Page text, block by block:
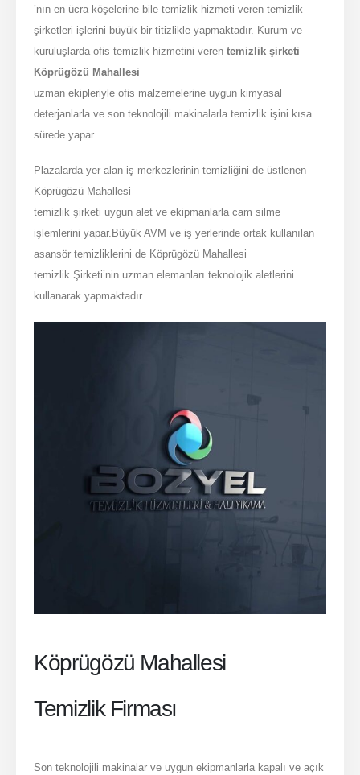
’nın en ücra köşelerine bile temizlik hizmeti veren temizlik
şirketleri işlerini büyük bir titizlikle yapmaktadır. Kurum ve
kuruluşlarda ofis temizlik hizmetini verentemizlik şirketi
Köprügözü Mahallesi
uzman ekipleriyle ofis malzemelerine uygun kimyasal
deterjanlarla ve son teknolojili makinalarla temizlik işini kısa
sürede yapar.
Plazalarda yer alan iş merkezlerinin temizliğini de üstlenen
Köprügözü Mahallesi
temizlik şirketi uygun alet ve ekipmanlarla cam silme
işlemlerini yapar.Büyük AVM ve iş yerlerinde ortak kullanılan
asansör temizliklerini de Köprügözü Mahallesi
temizlik Şirketi’nin uzman elemanları teknolojik aletlerini
kullanarak yapmaktadır.
Köprügözü Mahallesi
Temizlik Firması
Son teknolojili makinalar ve uygun ekipmanlarla kapalı ve açık